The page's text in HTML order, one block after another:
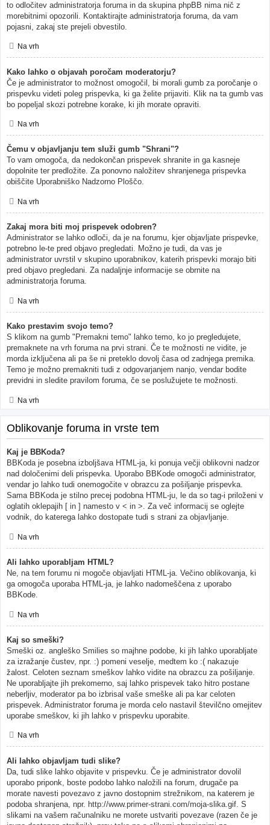
to odločitev administratorja foruma in da skupina phpBB nima nič z
morebitnimi opozorili. Kontaktirajte administratorja foruma, da vam
pojasni, zakaj ste prejeli obvestilo.
Na vrh
Kako lahko o objavah poročam moderatorju?
Če je administrator to možnost omogočil, bi morali gumb za poročanje o
prispevku videti poleg prispevka, ki ga želite prijaviti. Klik na ta gumb vas
bo popeljal skozi potrebne korake, ki jih morate opraviti.
Na vrh
Čemu v objavljanju tem služi gumb "Shrani"?
To vam omogoča, da nedokončan prispevek shranite in ga kasneje
dopolnite ter predložite. Za ponovno naložitev shranjenega prispevka
obiščite Uporabniško Nadzorno Ploščo.
Na vrh
Zakaj mora biti moj prispevek odobren?
Administrator se lahko odloči, da je na forumu, kjer objavljate prispevke,
potrebno le-te pred objavo pregledati. Možno je tudi, da vas je
administrator uvrstil v skupino uporabnikov, katerih prispevki morajo biti
pred objavo pregledani. Za nadaljnje informacije se obrnite na
administratorja foruma.
Na vrh
Kako prestavim svojo temo?
S klikom na gumb "Premakni temo" lahko temo, ko jo pregledujete,
premaknete na vrh foruma na prvi strani. Če te možnosti ne vidite, je
morda izključena ali pa še ni preteklo dovolj časa od zadnjega premika.
Temo je možno premakniti tudi z odgovarjanjem nanjo, vendar bodite
previdni in sledite pravilom foruma, če se poslužujete te možnosti.
Na vrh
Oblikovanje foruma in vrste tem
Kaj je BBKoda?
BBKoda je posebna izboljšava HTML-ja, ki ponuja večji oblikovni nadzor
nad določenimi deli prispevka. Uporabo BBKode omogoči administrator,
vendar jo lahko tudi onemogočite v obrazcu za pošiljanje prispevka.
Sama BBKoda je stilno precej podobna HTML-ju, le da so tag-i priloženi v
oglatih oklepajih [ in ] namesto v < in >. Za več informacij se oglejte
vodnik, do katerega lahko dostopate tudi s strani za objavljanje.
Na vrh
Ali lahko uporabljam HTML?
Ne, na tem forumu ni mogoče objavljati HTML-ja. Večino oblikovanja, ki
ga omogoča uporaba HTML-ja, je lahko nadomeščena z uporabo
BBKode.
Na vrh
Kaj so smeški?
Smeški oz. angleško Smilies so majhne podobe, ki jih lahko uporabljate
za izražanje čustev, npr. :) pomeni veselje, medtem ko :( nakazuje
žalost. Celoten seznam smeškov lahko vidite na obrazcu za pošiljanje.
Ne uporabljajte jih prekomerno, saj lahko prispevek tako hitro postane
neberljiv, moderator pa bo izbrisal vaše smeške ali pa kar celoten
prispevek. Administrator foruma je morda celo nastavil številčno omejitev
uporabe smeškov, ki jih lahko v prispevku uporabite.
Na vrh
Ali lahko objavljam tudi slike?
Da, tudi slike lahko objavite v prispevku. Če je administrator dovolil
uporabo priponk, boste podobo lahko naložili na forum, drugače pa
morate navesti povezavo z javno dostopnim strežnikom, na katerem je
podoba shranjena, npr. http://www.primer-strani.com/moja-slika.gif. S
slikami na vašem računalniku ne morete ustvariti povezave (razen če je